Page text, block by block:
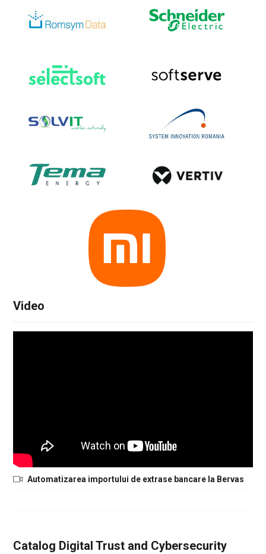
Video
Automatizarea importului de extrase bancare la Bervas
Catalog Digital Trust and Cybersecurity